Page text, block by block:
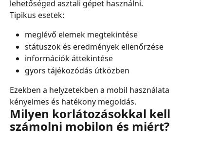
lehetőséged asztali gépet használni.
Tipikus esetek:
meglévő elemek megtekintése
státuszok és eredmények ellenőrzése
információk áttekintése
gyors tájékozódás útközben
Ezekben a helyzetekben a mobil használata
kényelmes és hatékony megoldás.
Milyen korlátozásokkal kell
számolni mobilon és miért?